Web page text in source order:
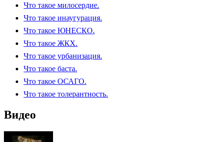
Что такое милосердие.
Что такое инаугурация.
Что такое ЮНЕСКО.
Что такое ЖКХ.
Что такое урбанизация.
Что такое баста.
Что такое ОСАГО.
Что такое толерантность.
Видео